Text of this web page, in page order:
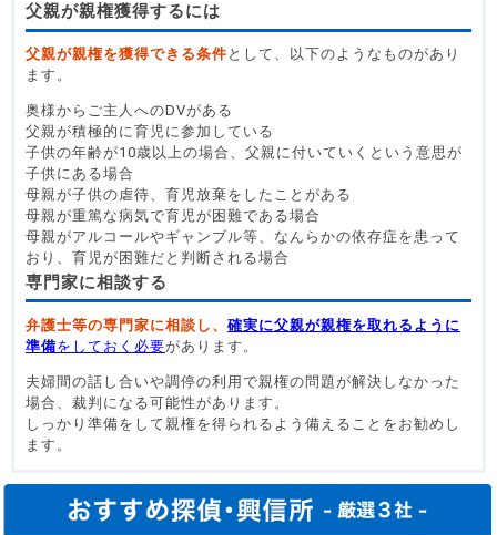
父親が親権獲得するには
父親が親権を獲得できる条件 として、以下のようなものがあり
ます。
奥様からご主人へのDVがある
父親が積極的に育児に参加している
子供の年齢が10歳以上の場合、父親に付いていくという意思が
子供にある場合
母親が子供の虐待、育児放棄をしたことがある
母親が重篤な病気で育児が困難である場合
母親がアルコールやギャンブル等、なんらかの依存症を患って
おり、育児が困難だと判断される場合
専門家に相談する
弁護士等の専門家に相談し、 確実に父親が親権を取れるように
準備をしておく必要があります。
夫婦間の話し合いや調停の利用で親権の問題が解決しなかった
場合、裁判になる可能性があります。
しっかり準備をして親権を得られるよう備えることをお勧めし
ます。